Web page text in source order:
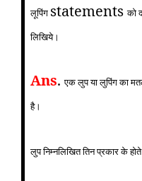
लूपिंग statementsको
लिखिये।
Ans.एक लुप या लुपिंग का
है।
लुप निम्नलिखित तिन प्रकार के